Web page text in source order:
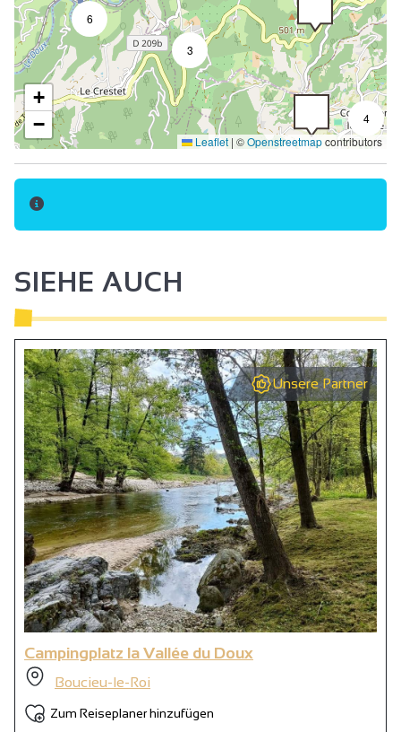
4
3
6
+
−
Leaflet | ©Openstreetmapcontributors
SIEHE AUCH
Unsere Partner
Campingplatz la Vallée du Doux
Boucieu-le-Roi
Zum Reiseplaner hinzufügen